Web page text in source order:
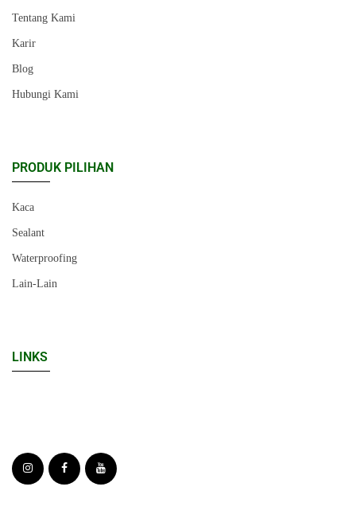
Tentang Kami
Karir
Blog
Hubungi Kami
PRODUK PILIHAN
Kaca
Sealant
Waterproofing
Lain-Lain
LINKS